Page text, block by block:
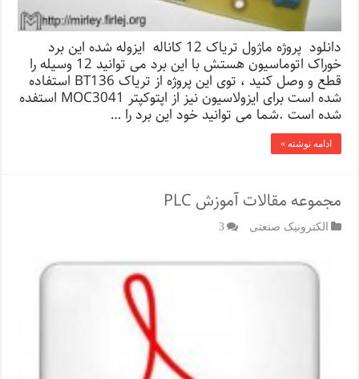
دانلود پروژه ماژول تریاک 12 کاناله ایزوله شده این برد
خوراک اتوماسیون هستش با این برد می توانید 12 وسیله را
قطع و وصل کنید ، توی این پروژه از تریاک BT136 استفاده
شده است برای ایزولاسیون نیز از اپتوکپتر MOC3041 استفده
شده است .شما می توانید خود این برد را …
ادامه نوشته »
مجموعه مقالات آموزش PLC
الکترونیک صنعتی 3